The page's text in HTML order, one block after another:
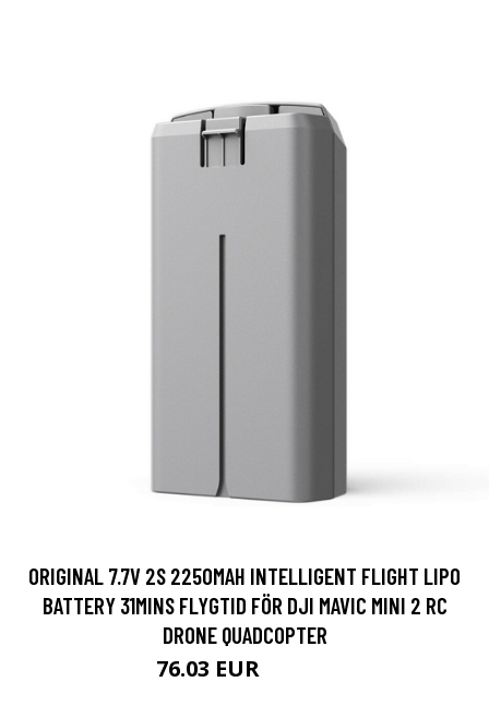
ORIGINAL 7.7V 2S 2250MAH INTELLIGENT FLIGHT LIPO
BATTERY 31MINS FLYGTID FÖR DJI MAVIC MINI 2 RC
DRONE QUADCOPTER
76.03 EUR